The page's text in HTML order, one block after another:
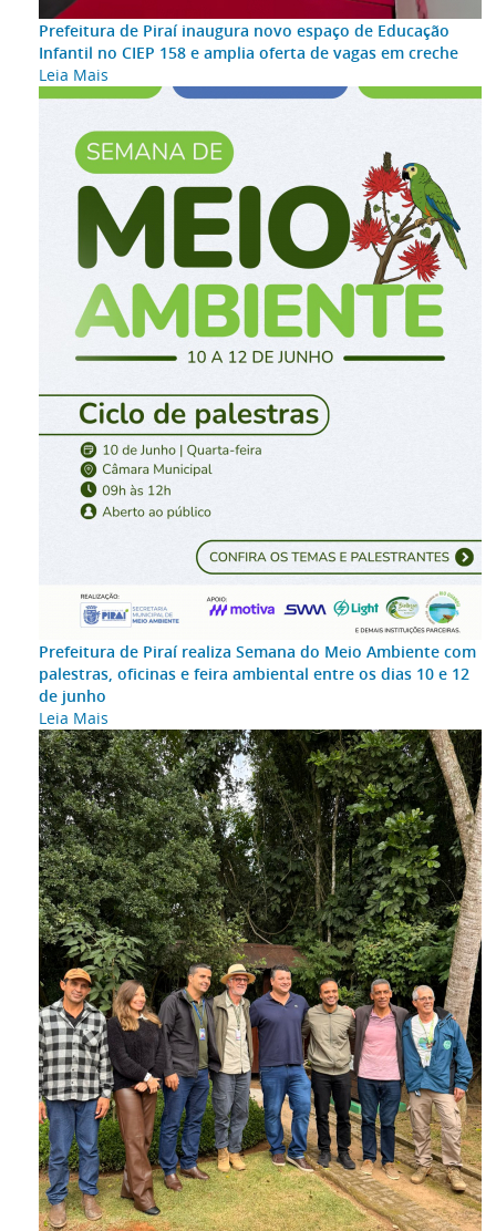
Prefeitura de Piraí inaugura novo espaço de Educação
Infantil no CIEP 158 e amplia oferta de vagas em creche
Leia Mais
Prefeitura de Piraí realiza Semana do Meio Ambiente com
palestras, oficinas e feira ambiental entre os dias 10 e 12
de junho
Leia Mais